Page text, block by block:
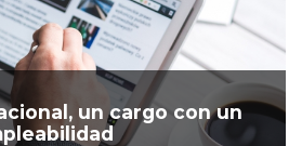
un cargo con un